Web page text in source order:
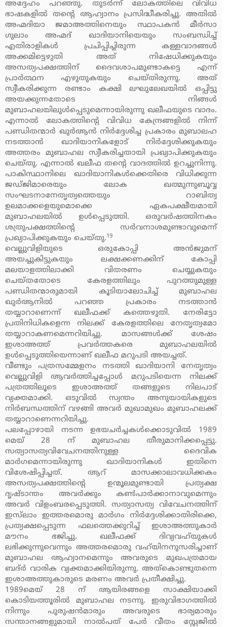
അദ്ദേഹം പറഞ്ഞു. തുടര്‍ന്ന് ലോകത്തിലെ വിവിധ
ഭാഷകളില്‍ തന്റെ ആഹ്വാനം പ്രസിദ്ധീകരിച്ചു. അതില്‍
അഹ്മദിയാ ജമാഅത്തിനെയും സ്ഥാപകന്‍ മീര്‍സാ
ഗുലാം അഹ്മദ് ഖാദിയാനിയെയും സംബന്ധിച്ച്
എതിരാളികള്‍ പ്രചിപ്പിച്ചിരുന്ന കള്ളവാദങ്ങള്‍
അക്കമിട്ടെഴുതി അത് നിഷേധിക്കുകയും
അസത്യപക്ഷത്തിന് ദൈവശാപമുണ്ടാകട്ടെ എന്ന്
പ്രാര്‍ത്ഥന എഴുതുകയും ചെയ്തിരുന്നു. അത്
സ്വീകരിക്കുന്ന രണ്ടാം കക്ഷി ലഘുലേഖയില്‍ ഒപ്പിട്ടു
അയക്കുന്നതോടെ നിങ്ങള്‍
മുബാഹലയിലുള്‍പ്പെടുമെന്നായിരുന്നു ഖലീഫയുടെ വാദം.
എന്നാല്‍ ലോകത്തിന്റെ വിവിധ കേന്ദ്രങ്ങളില്‍ നിന്ന്
പണ്ഡിതന്മാര്‍ ഖുര്‍ആന്‍ നിര്‍ദ്ദേശിച്ച പ്രകാരം മുബാലഹ
നടത്താന്‍ ഖാദിയാനികളോട് നിര്‍ദ്ദേശിക്കുകയും
അത്തരം മുബാഹല സ്വീകരിച്ചതായി പ്രഖ്യാപിക്കുകയും
ചെയ്തു. എന്നാല്‍ ഖലീഫ തന്റെ വാദത്തില്‍ ഉറച്ചുനിന്നു.
പാകിസ്ഥാനിലെ ഖാദിയാനികള്‍ക്കെതിരെ വിധിക്കുന്ന
ജഡ്ജിമാരെയും ലോക ഖത്മുന്നുബൂവ്വ
സംഘടനാനേതൃത്വത്തെയും റാബിത്വ
ഉലമാക്കളെയുമൊക്കെ ഏകപക്ഷീയമായി
മുബാഹലയില്‍ ഉള്‍പ്പെടുത്തി. ഒരുവര്‍ഷത്തിനകം
ശത്രുപക്ഷത്തിന്റെ സര്‍വനാശമുണ്ടാവുമെന്ന്
പ്രഖ്യാപിക്കുകയും ചെയ്തു.19
വെല്ലുവിളിയുടെ ഒരുകോപ്പി അന്‍ജുമന്
അയച്ചുകിട്ടുകയും ലക്ഷക്കണക്കിന് കോപ്പി
മലയാളത്തിലാക്കി വിതരണം ചെയ്യുകയും
ചെയ്തതോടെ കേരളത്തിലും പുറത്തുമുള്ള
പണ്ഡിതന്മാരുമായി കൂടിയാലോചിച്ച് മുബാഹല
ഖുര്‍ആനില്‍ പറഞ്ഞ പ്രകാരം നടത്താന്‍
തയ്യാറാണെന്ന് ഖലീഫക്ക് കത്തെഴുതി. നേരിട്ടോ
പ്രതിനിധികളെന്ന നിലക്ക് കേരളത്തിലെ നേതൃത്വമോ
തയ്യാറാകണമെന്നറിയിച്ചു. മാസങ്ങള്‍ക്ക് ശേഷം
ഇശാഅത്ത് പ്രവര്‍ത്തകരെ മുബാഹലയില്‍
ഉള്‍പ്പെടുത്തിയെന്നാണ് ഖലീഫ മറുപടി അയച്ചത്.
വീണ്ടും പത്രസമ്മേളനം നടത്തി ഖാദിയാനി നേതൃത്വം
വെല്ലുവിളി ആവര്‍ത്തിച്ചപ്പോള്‍ മറുപടിയെന്ന നിലക്ക്
പത്രത്തിലൂടെ ഇശാഅത്ത് തങ്ങളുടെ നിലപാട്
വ്യക്തമാക്കി. ഒടുവില്‍ സ്വന്തം അനുയായികളുടെ
നിര്‍ബന്ധത്തിന് വഴങ്ങി അവര്‍ മുഖാമുഖം മുബാഹലക്ക്
തയ്യാറാണെന്നറിയിച്ചു.
പലപ്പോഴായി നടന്ന ഉഭയചര്‍ച്ചകള്‍ക്കൊടുവില്‍ 1989
മെയ് 28 ന് മുബാഹല തീരുമാനിക്കപ്പെട്ടു.
സത്യാസത്യവിവേചനത്തിനുള്ള ദൈവിക
മാര്‍ഗമെന്നായിരുന്നു ഖാദിയാനികള്‍ ഇതിനെ
വിശേഷിപ്പിച്ചത്. ആറ് മാസക്കാലാവധിക്കകം
അസത്യപക്ഷത്തിന്റെ ഉന്മൂലമുണ്ടായി പ്രത്യക്ഷ
ദൃഷ്ടാന്തം അവര്‍ക്കും കണ്‍പാര്‍ക്കാനാവുമെന്നും
അവര്‍ വിളംബരപ്പെടുത്തി. സത്യാസത്യ വിവേചനത്തിന്
ഇസ്‌ലാം ഇത്തരമൊരു മാര്‍ഗം നിര്‍ദ്ദേശിക്കാതിരിക്കെ,
പ്രത്യക്ഷപ്പെടുന്ന ഫലത്തെക്കുറിച്ച് ഇശാഅത്തുകാര്‍
മൗനം ഭജിച്ചു. ഖലീഫക്ക് ദിവ്യവഹ്‌യുകള്‍
ലഭിക്കുന്നുവെന്നും അത്തരമൊരു വഹ്‌യിനനുസരിച്ചാണ്
മുബാഹല ആഹ്വാനമെന്നും അവരുടെ മുഖപത്രമായ
ബദ്ര്‍ വാരിക വ്യക്തമാക്കിയിരുന്നു. അത്‌കൊണ്ടുതന്നെ
ഇശാഅത്തുകാരുടെ മരണം അവര്‍ പ്രതീക്ഷിച്ചു.
1989മെയ് 28 ന് ആയിരങ്ങളെ സാക്ഷിയാക്കി
കൊടിയത്തൂരില്‍ മുബാഹല നടന്നു. ഇരുവിഭാഗത്തില്‍
നിന്നും പുരുഷന്‍മാരും അവരുടെ ഭാര്യമാരും
സന്താനങ്ങളുമായി നാല്‍പത് പേര്‍ വീതം സ്റ്റേജില്‍